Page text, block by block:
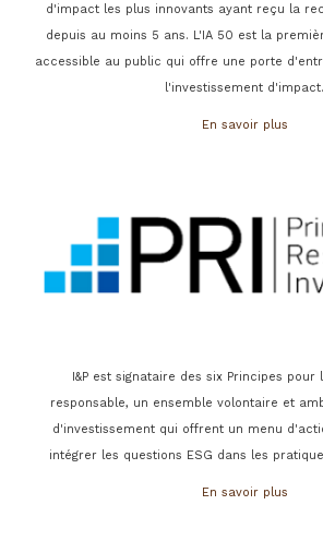
d'impact les plus innovants ayant reçu la
depuis au moins 5 ans. L'IA 50 est la
accessible au public qui offre une porte
l'investissement d'impact.
En savoir plus
I&P est signataire des six Principes pour
responsable, un ensemble volontaire et
d'investissement qui offrent un menu
intégrer les questions ESG dans les
En savoir plus